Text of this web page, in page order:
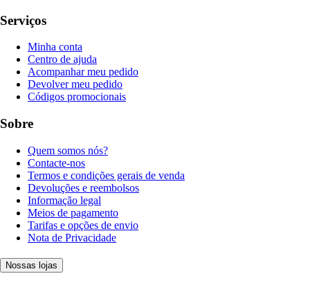
Serviços
Minha conta
Centro de ajuda
Acompanhar meu pedido
Devolver meu pedido
Códigos promocionais
Sobre
Quem somos nós?
Contacte-nos
Termos e condições gerais de venda
Devoluções e reembolsos
Informação legal
Meios de pagamento
Tarifas e opções de envio
Nota de Privacidade
Nossas lojas